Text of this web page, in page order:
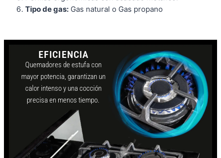
Tipo de gas:Gas natural o Gas propano
EFICIENCIA
Quemadores de estufa con
mayor potencia, garantizan un
calor intenso y una cocción
precisa en menos tiempo.